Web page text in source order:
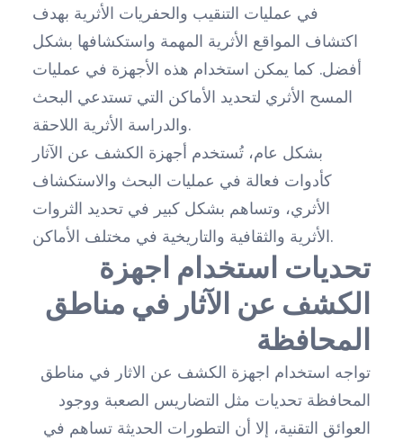
في عمليات التنقيب والحفريات الأثرية بهدف
اكتشاف المواقع الأثرية المهمة واستكشافها بشكل
أفضل. كما يمكن استخدام هذه الأجهزة في عمليات
المسح الأثري لتحديد الأماكن التي تستدعي البحث
والدراسة الأثرية اللاحقة.
بشكل عام، تُستخدم أجهزة الكشف عن الآثار
كأدوات فعالة في عمليات البحث والاستكشاف
الأثري، وتساهم بشكل كبير في تحديد الثروات
الأثرية والثقافية والتاريخية في مختلف الأماكن.
تحديات استخدام اجهزة
الكشف عن الآثار في مناطق
المحافظة
تواجه استخدام اجهزة الكشف عن الاثار في مناطق
المحافظة تحديات مثل التضاريس الصعبة ووجود
العوائق التقنية، إلا أن التطورات الحديثة تساهم في